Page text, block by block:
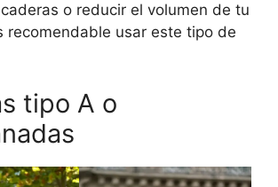
o reducir el volumen de tu
recomendable usar este tipo de
tipo A o